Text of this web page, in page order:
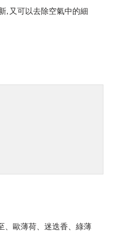
, 又可以去除空氣中的細
、歐薄荷、迷迭香、綠薄